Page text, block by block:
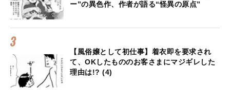
ー”の異色作、作者が語る“怪異の原点”
【風俗嬢として初仕事】着衣即を要求され
て、OKしたもののお客さまにマジギレした
理由は!? (4)